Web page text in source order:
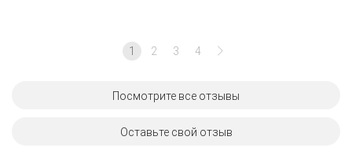
1 2 3 4
Посмотрите все отзывы
Оставьте свой отзыв